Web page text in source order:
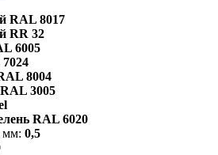
RAL 8017
RR 32
6005
8004
3005
RAL 6020
мм: 0,5